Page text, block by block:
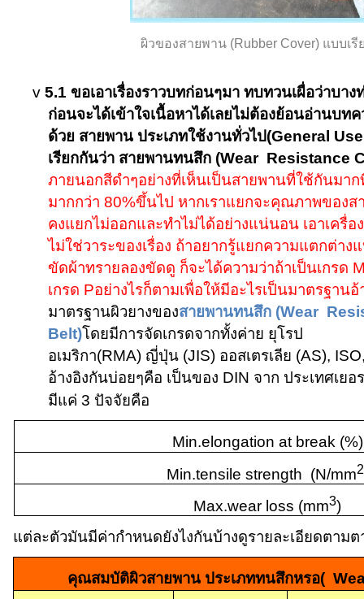
ผิวของสายพาน (Rubber Cover) แบบเ
v 5.1 ขอเอาเรื่องราวบทก่อนๆมา ทบทวนเผื่อว่าบา
ก่อนจะได้เข้าใจเนื้อหาได้เลยไม่ต้องย้อนอ่านบท
ด้วย สายพาน ประเภทใช้งานทั่วไป(General
เรียกกันว่า สายพานทนสึก (Wear Resistance
ภายนอกสีดำๆอย่างที่เห็นเป็นสายพานที่ใช้กันมา
มากกว่า 80%ขึ้นไป หากเราแยกจะคุณภาพของ
คงแยกไม่ออกและทำไม่ได้อย่างแน่นอน เอาเครื่
ไม่ใช่วาระของเรื่อง ถ้าอยากรู้แยกความแตกต่าง
ขัดผ้าทรายลองขัดดู ก็จะได้ความว่าถ้าเป็นเกรด
เกรด Pอย่างไรก็ตามเพื่อให้มีอะไรเป็นมาตรฐาน
มาตรฐานผิวยางของสายพานทนสึก (Wear
Belt)โดยมีการจัดเกรดจากทั้งค่าย ยุโรป
อเมริกา(RMA) ญี่ปุ่น (JIS) ออสเตรเลีย (AS),
อ้างอิงกันบ่อยๆคือ เป็นของ DIN จาก ประเทศเย
มีแค่ 3 ปัจจัยคือ
Min.elongation at break (%)
Min.tensile strength (N/mm2
Max.wear loss (mm3)
แต่ละตัวมันมีค่ากำหนดยังไงกันบ้างดูรายละเอียดตามต
คุณสมบัติผิวสายพาน ประเภททนสึกหรอ(